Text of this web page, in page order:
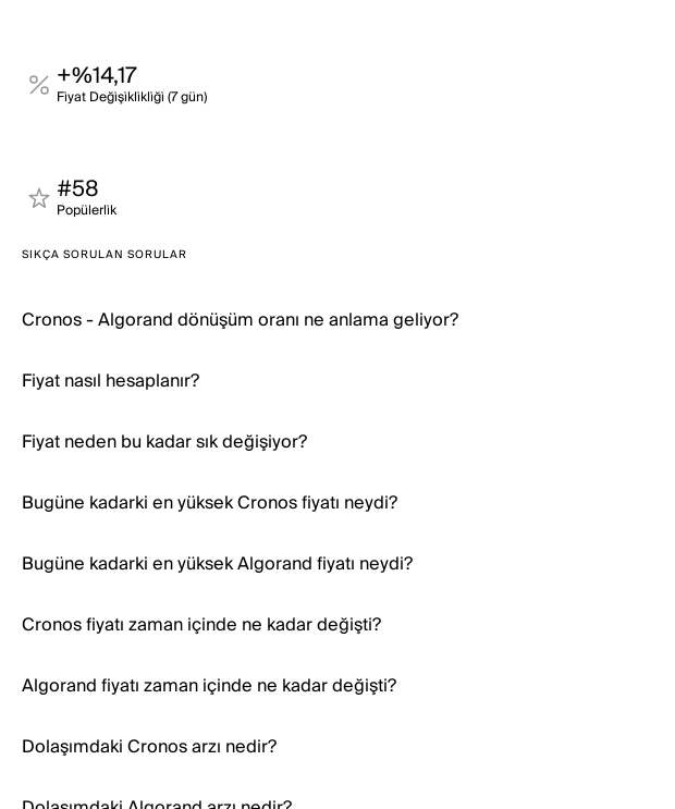
+%14,17
Fi̇yat Deği̇şi̇kli̇kli̇ği̇ (7 gün)
#58
Popülerli̇k
SIKÇA SORULAN SORULAR
Cronos - Algorand dönüşüm oranı ne anlama geliyor?
Fiyat nasıl hesaplanır?
Fiyat neden bu kadar sık değişiyor?
Bugüne kadarki en yüksek Cronos fiyatı neydi?
Bugüne kadarki en yüksek Algorand fiyatı neydi?
Cronos fiyatı zaman içinde ne kadar değişti?
Algorand fiyatı zaman içinde ne kadar değişti?
Dolaşımdaki Cronos arzı nedir?